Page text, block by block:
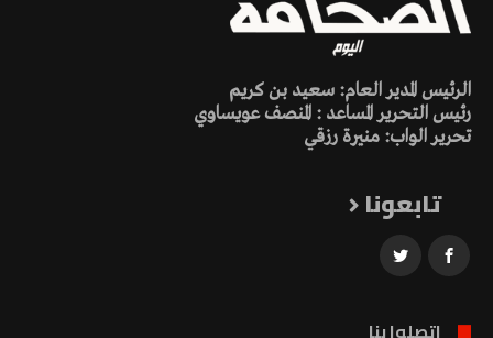
الرئيس المدير العام: سعيد بن كريم
رئيس التحرير المساعد : المنصف عويساوي
تحرير الواب: منيرة رزقي
تابعونا